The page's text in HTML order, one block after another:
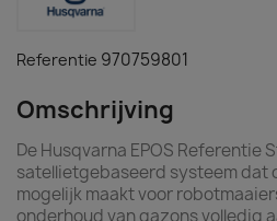
Referentie 970759801
Omschrijving
De Husqvarna EPOS Referentie
satellietgebaseerd systeem dat
mogelijk maakt voor
onderhoud van gazons volledig